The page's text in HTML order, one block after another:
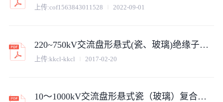
上传:cof1563843011528 2022-09-01
220~750kV交流盘形悬式(瓷、玻璃)绝缘子通用技术规范20111130
上传:kkcl-kkcl 2017-02-20
10～1000kV交流盘形悬式瓷（玻璃）复合绝缘子通用技术规范